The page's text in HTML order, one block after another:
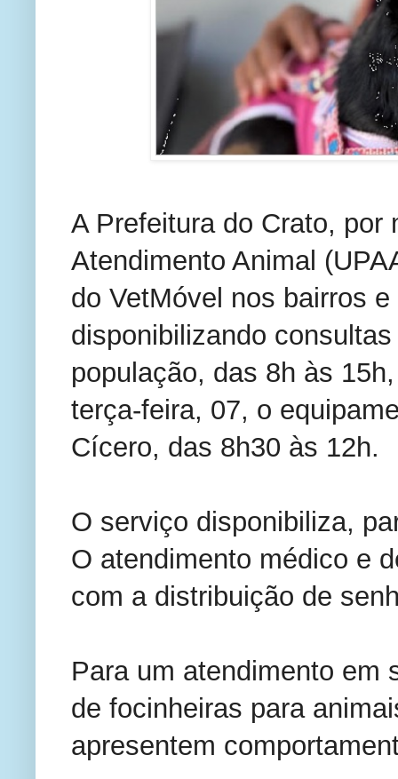
A Prefeitura do Crato, por
Atendimento Animal
do VetMóvel nos bairros
disponibilizando
população, das 8h às
terça-feira, 07, o
Cícero, das 8h30 às 12h.
O serviço disponibiliza,
O atendimento médico e
com a distribuição de
Para um atendimento em
de focinheiras para
apresentem